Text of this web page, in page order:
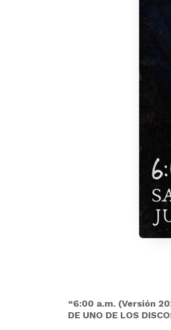
“6:00 a.m. (Versión
DE UNO DE LOS